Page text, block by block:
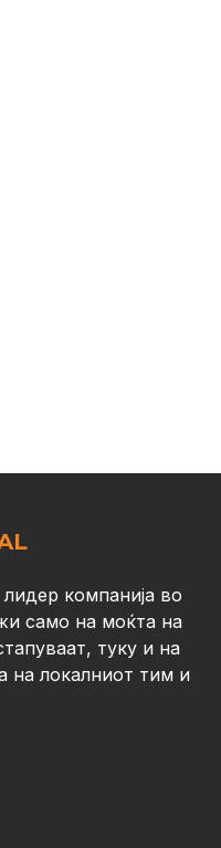
компанија во
само на моќта на
туку и на
на локалниот тим и